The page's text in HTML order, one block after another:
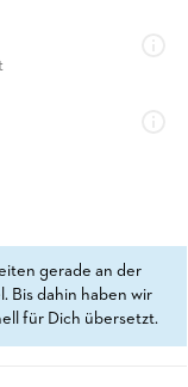
gerade an der
Bis dahin haben wir
für Dich übersetzt.